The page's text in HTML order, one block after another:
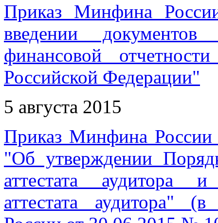
Приказ Минфина
введении документов
финансовой
Российской Федерации"
5 августа 2015
Приказ Минфина
"Об утверждении
аттестата аудитора
аттестата аудитора"